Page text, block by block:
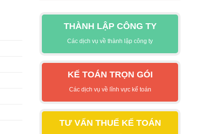
THÀNH LẬP CÔNG TY
Các dịch vụ về thành lập công ty
KẾ TOÁN TRỌN GÓI
Các dịch vụ về lĩnh vực kế toán
TƯ VẤN THUẾ KẾ TOÁN